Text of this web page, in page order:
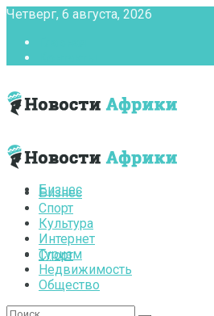
Четверг, 6 августа, 2026
Бизнес
Спорт
Бизнес
Спорт
Культура
Интернет
Туризм
Недвижимость
Общество